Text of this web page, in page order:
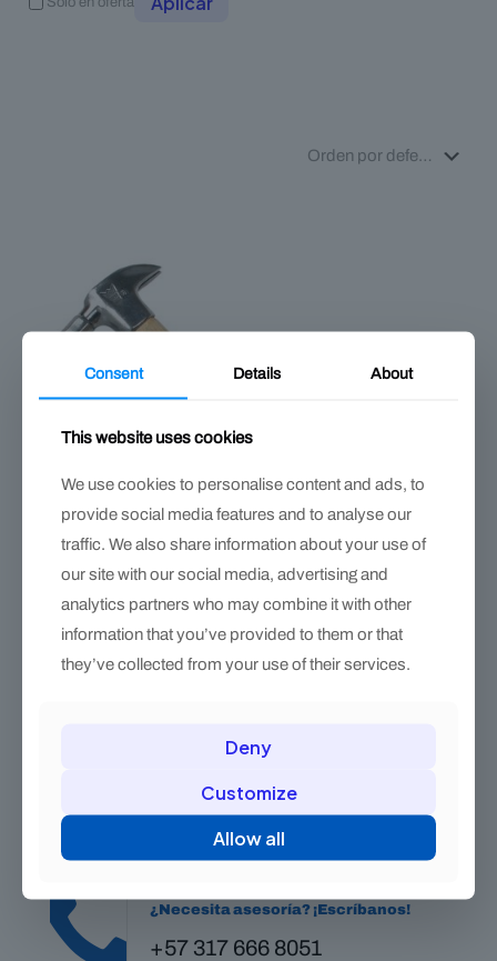
Martillo Clavador Corona 9 oz – control y corte ágil del clavo
¿Necesita asesoría? ¡Escríbanos!
+57 317 666 8051
Consent Details About
This website uses cookies
We use cookies to personalise content and ads, to
provide social media features and to analyse our
traffic. We also share information about your use of
our site with our social media, advertising and
analytics partners who may combine it with other
information that you’ve provided to them or that
they’ve collected from your use of their services.
Deny
Customize
Allow all